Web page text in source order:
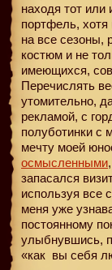
находя тот или
портфель,
на все сезоны,
костюм и не
имеющихся,
Перечислять
утомительно,
рекламой, с
полуботинки с
мечту моей
осмысленными
запасался
используя все
меня уже
постоянному
улыбнувшись,
«как вы себя